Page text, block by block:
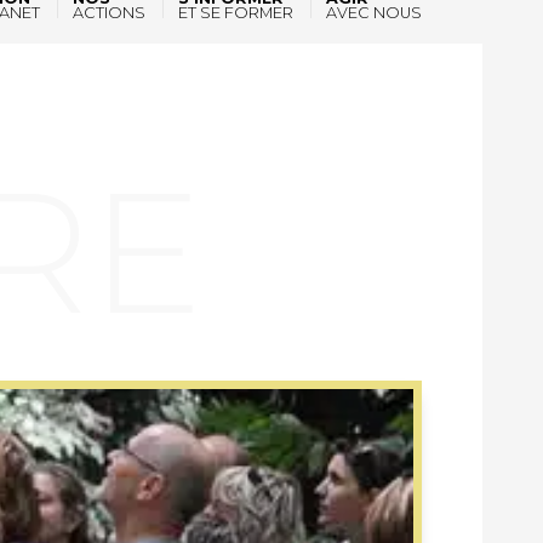
ACTIONS
ET SE FORMER
AVEC NOUS